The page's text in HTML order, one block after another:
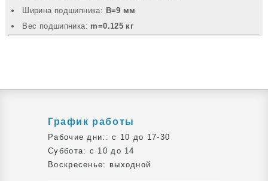
Ширина подшипника: B=9 мм
Вec подшипника: m=0.125 кг
График работы
Рабочие дни:: c 10 до 17-30
Суббота: c 10 до 14
Воскресенье: выходной